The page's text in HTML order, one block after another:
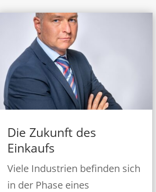
Die Zukunft des
Einkaufs
Viele Industrien befinden sich
in der Phase eines